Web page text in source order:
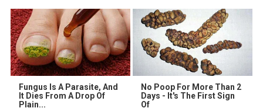
Fungus Is A Parasite, And
It Dies From A Drop Of
Plain...
No Poop For More Than 2
Days - It's The First Sign
Of